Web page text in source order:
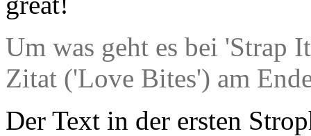
Um was geht es bei 'Strap
Zitat ('Love Bites') am
Der Text in der ersten